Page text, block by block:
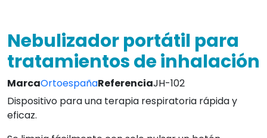
Nebulizador portátil para
tratamientos de inhalación
MarcaOrtoespañaReferenciaJH-102
Dispositivo para una terapia respiratoria rápida y
eficaz.